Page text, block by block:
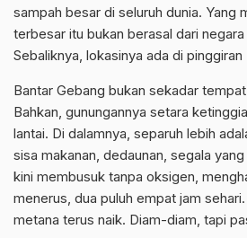
sampah besar di seluruh dunia. Yang
terbesar itu bukan berasal dari
Sebaliknya, lokasinya ada di pinggiran
Bantar Gebang bukan sekadar
Bahkan, gunungannya setara
lantai. Di dalamnya, separuh lebih
sisa makanan, dedaunan, segala
kini membusuk tanpa oksigen,
menerus, dua puluh empat jam
metana terus naik. Diam-diam, tapi